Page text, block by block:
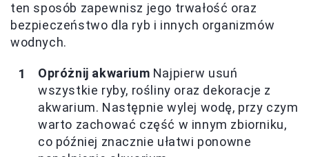
ten sposób zapewnisz jego trwałość oraz
bezpieczeństwo dla ryb i innych organizmów
wodnych.
Opróżnij akwarium Najpierw usuń
wszystkie ryby, rośliny oraz dekoracje z
akwarium. Następnie wylej wodę, przy czym
warto zachować część w innym zbiorniku,
co później znacznie ułatwi ponowne